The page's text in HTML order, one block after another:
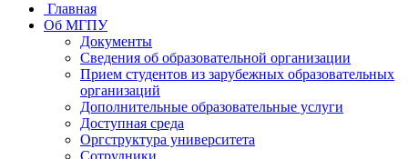
Главная
Об МГПУ
Документы
Сведения об образовательной организации
Прием студентов из зарубежных образовательных
организаций
Дополнительные образовательные услуги
Доступная среда
Оргструктура университета
Сотрудники